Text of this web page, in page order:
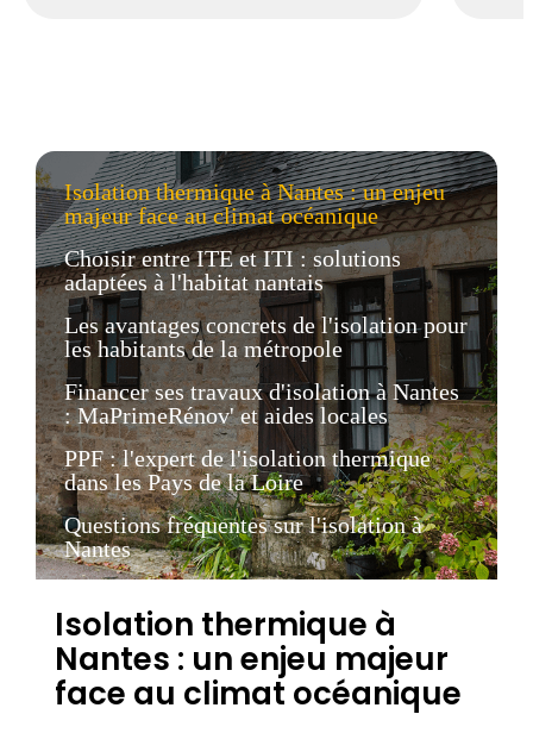
Isolation thermique à Nantes : un enjeu
majeur face au climat océanique
Choisir entre ITE et ITI : solutions
adaptées à l'habitat nantais
Les avantages concrets de l'isolation pour
les habitants de la métropole
Financer ses travaux d'isolation à Nantes
: MaPrimeRénov' et aides locales
PPF : l'expert de l'isolation thermique
dans les Pays de la Loire
Questions fréquentes sur l'isolation à
Nantes
Isolation thermique à
Nantes : un enjeu majeur
face au climat océanique